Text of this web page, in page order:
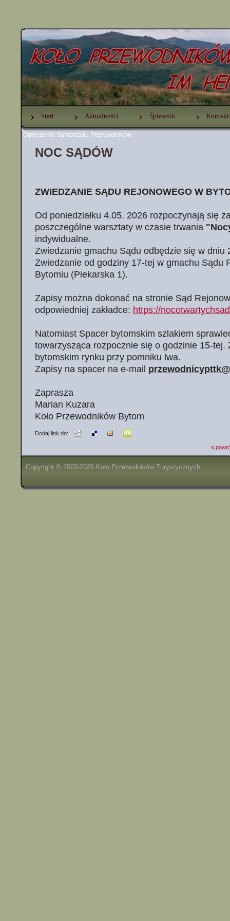
Ogłoszenia Samorządu Przewodników
Start Aktualności Śpiewnik Kontakt
NOC SĄDÓW
ZWIEDZANIE SĄDU REJONOWEGO W
Od poniedziałku 4.05. 2026 rozpoczynają się
poszczególne warsztaty w czasie trwania
indywidualne.
Zwiedzanie gmachu Sądu odbędzie się w dniu
Zwiedzanie od godziny 17-tej w gmachu Sądu
Bytomiu (Piekarska 1).
Zapisy można dokonać na stronie Sąd
odpowiedniej zakładce: https://
Natomiast Spacer bytomskim szlakiem
towarzysząca rozpocznie się o godzinie 15-tej.
bytomskim rynku przy pomniku lwa.
Zapisy na spacer na e-mail
Zaprasza
Marian Kuzara
Koło Przewodników Bytom
Dodaj link do:
«
Copyright © 2003-2026 Koło Przewodników Turystycznych